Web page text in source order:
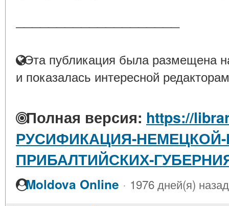
Эта публикация была размещена
и показалась интересной
Полная версия: https://
РУСИФИКАЦИЯ-
ПРИБАЛТИЙСКИХ-
Moldova Online · 1976 дней(я) назад